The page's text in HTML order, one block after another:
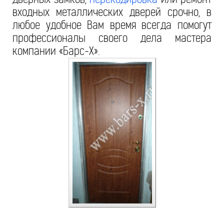
входных металлических дверей срочно, в
любое удобное Вам время всегда помогут
профессионалы своего дела мастера
компании «Барс-Х».